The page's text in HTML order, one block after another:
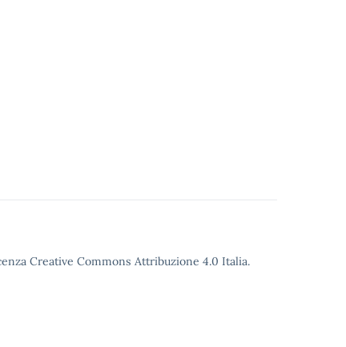
Creative Commons Attribuzione 4.0 Italia.